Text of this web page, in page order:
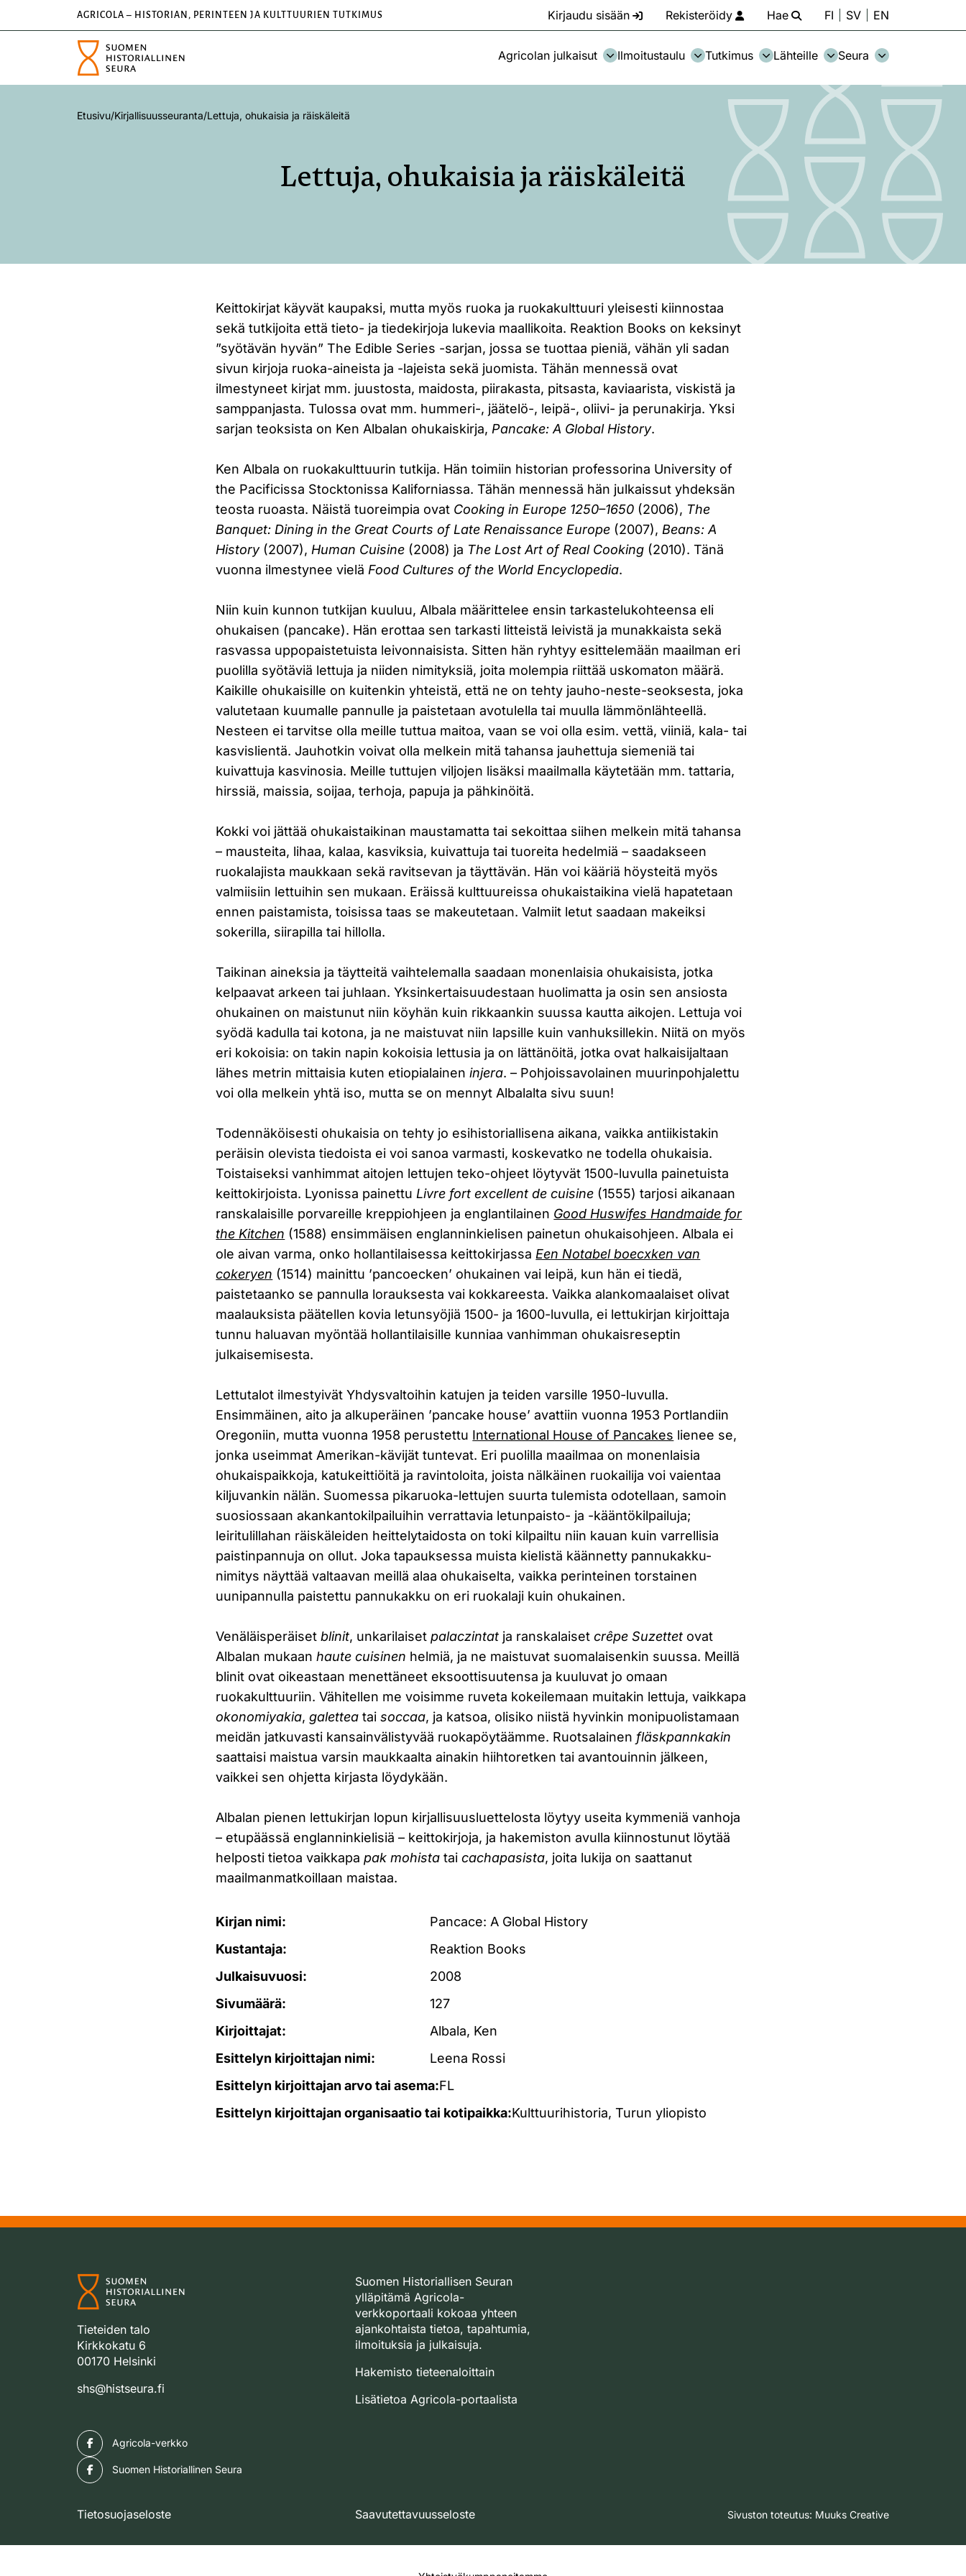
AGRICOLA – HISTORIAN, PERINTEEN JA KULTTUURIEN TUTKIMUS Kirjaudu sisään Rekisteröidy Hae FI SV EN
Agricolan julkaisut Ilmoitustaulu Tutkimus Lähteille Seura
Etusivu/Kirjallisuusseuranta/Lettuja, ohukaisia ja räiskäleitä
Lettuja, ohukaisia ja räiskäleitä
Keittokirjat käyvät kaupaksi, mutta myös ruoka ja ruokakulttuuri yleisesti kiinnostaa
sekä tutkijoita että tieto- ja tiedekirjoja lukevia maallikoita. Reaktion Books on keksinyt
”syötävän hyvän” The Edible Series -sarjan, jossa se tuottaa pieniä, vähän yli sadan
sivun kirjoja ruoka-aineista ja -lajeista sekä juomista. Tähän mennessä ovat
ilmestyneet kirjat mm. juustosta, maidosta, piirakasta, pitsasta, kaviaarista, viskistä ja
samppanjasta. Tulossa ovat mm. hummeri-, jäätelö-, leipä-, oliivi- ja perunakirja. Yksi
sarjan teoksista on Ken Albalan ohukaiskirja, Pancake: A Global History.
Ken Albala on ruokakulttuurin tutkija. Hän toimiin historian professorina University of
the Pacificissa Stocktonissa Kaliforniassa. Tähän mennessä hän julkaissut yhdeksän
teosta ruoasta. Näistä tuoreimpia ovat Cooking in Europe 1250–1650 (2006), The
Banquet: Dining in the Great Courts of Late Renaissance Europe (2007), Beans: A
History(2007), Human Cuisine (2008) ja The Lost Art of Real Cooking (2010). Tänä
vuonna ilmestynee vielä Food Cultures of the World Encyclopedia.
Niin kuin kunnon tutkijan kuuluu, Albala määrittelee ensin tarkastelukohteensa eli
ohukaisen (pancake). Hän erottaa sen tarkasti litteistä leivistä ja munakkaista sekä
rasvassa uppopaistetuista leivonnaisista. Sitten hän ryhtyy esittelemään maailman eri
puolilla syötäviä lettuja ja niiden nimityksiä, joita molempia riittää uskomaton määrä.
Kaikille ohukaisille on kuitenkin yhteistä, että ne on tehty jauho-neste-seoksesta, joka
valutetaan kuumalle pannulle ja paistetaan avotulella tai muulla lämmönlähteellä.
Nesteen ei tarvitse olla meille tuttua maitoa, vaan se voi olla esim. vettä, viiniä, kala- tai
kasvislientä. Jauhotkin voivat olla melkein mitä tahansa jauhettuja siemeniä tai
kuivattuja kasvinosia. Meille tuttujen viljojen lisäksi maailmalla käytetään mm. tattaria,
hirssiä, maissia, soijaa, terhoja, papuja ja pähkinöitä.
Kokki voi jättää ohukaistaikinan maustamatta tai sekoittaa siihen melkein mitä tahansa
– mausteita, lihaa, kalaa, kasviksia, kuivattuja tai tuoreita hedelmiä – saadakseen
ruokalajista maukkaan sekä ravitsevan ja täyttävän. Hän voi kääriä höysteitä myös
valmiisiin lettuihin sen mukaan. Eräissä kulttuureissa ohukaistaikina vielä hapatetaan
ennen paistamista, toisissa taas se makeutetaan. Valmiit letut saadaan makeiksi
sokerilla, siirapilla tai hillolla.
Taikinan aineksia ja täytteitä vaihtelemalla saadaan monenlaisia ohukaisista, jotka
kelpaavat arkeen tai juhlaan. Yksinkertaisuudestaan huolimatta ja osin sen ansiosta
ohukainen on maistunut niin köyhän kuin rikkaankin suussa kautta aikojen. Lettuja voi
syödä kadulla tai kotona, ja ne maistuvat niin lapsille kuin vanhuksillekin. Niitä on myös
eri kokoisia: on takin napin kokoisia lettusia ja on lättänöitä, jotka ovat halkaisijaltaan
lähes metrin mittaisia kuten etiopialaineninjera. – Pohjoissavolainen muurinpohjalettu
voi olla melkein yhtä iso, mutta se on mennyt Albalalta sivu suun!
Todennäköisesti ohukaisia on tehty jo esihistoriallisena aikana, vaikka antiikistakin
peräisin olevista tiedoista ei voi sanoa varmasti, koskevatko ne todella ohukaisia.
Toistaiseksi vanhimmat aitojen lettujen teko-ohjeet löytyvät 1500-luvulla painetuista
keittokirjoista. Lyonissa painettu Livre fort excellent de cuisine (1555) tarjosi aikanaan
ranskalaisille porvareille kreppiohjeen ja englantilainen Good Huswifes Handmaide for
the Kitchen (1588) ensimmäisen englanninkielisen painetun ohukaisohjeen. Albala ei
ole aivan varma, onko hollantilaisessa keittokirjassa Een Notabel boecxken van
cokeryen (1514) mainittu ’pancoecken’ ohukainen vai leipä, kun hän ei tiedä,
paistetaanko se pannulla lorauksesta vai kokkareesta. Vaikka alankomaalaiset olivat
maalauksista päätellen kovia letunsyöjiä 1500- ja 1600-luvulla, ei lettukirjan kirjoittaja
tunnu haluavan myöntää hollantilaisille kunniaa vanhimman ohukaisreseptin
julkaisemisesta.
Lettutalot ilmestyivät Yhdysvaltoihin katujen ja teiden varsille 1950-luvulla.
Ensimmäinen, aito ja alkuperäinen ’pancake house’ avattiin vuonna 1953 Portlandiin
Oregoniin, mutta vuonna 1958 perustettu International House of Pancakes lienee se,
jonka useimmat Amerikan-kävijät tuntevat. Eri puolilla maailmaa on monenlaisia
ohukaispaikkoja, katukeittiöitä ja ravintoloita, joista nälkäinen ruokailija voi vaientaa
kiljuvankin nälän. Suomessa pikaruoka-lettujen suurta tulemista odotellaan, samoin
suosiossaan akankantokilpailuihin verrattavia letunpaisto- ja -kääntökilpailuja;
leiritulillahan räiskäleiden heittelytaidosta on toki kilpailtu niin kauan kuin varrellisia
paistinpannuja on ollut. Joka tapauksessa muista kielistä käännetty pannukakku-
nimitys näyttää valtaavan meillä alaa ohukaiselta, vaikka perinteinen torstainen
uunipannulla paistettu pannukakku on eri ruokalaji kuin ohukainen.
Venäläisperäisetblinit, unkarilaisetpalaczintat ja ranskalaisetcrêpe Suzettet ovat
Albalan mukaanhaute cuisinen helmiä, ja ne maistuvat suomalaisenkin suussa. Meillä
blinit ovat oikeastaan menettäneet eksoottisuutensa ja kuuluvat jo omaan
ruokakulttuuriin. Vähitellen me voisimme ruveta kokeilemaan muitakin lettuja, vaikkapa
okonomiyakia,galettea taisoccaa, ja katsoa, olisiko niistä hyvinkin monipuolistamaan
meidän jatkuvasti kansainvälistyvää ruokapöytäämme. Ruotsalainen fläskpannkakin
saattaisi maistua varsin maukkaalta ainakin hiihtoretken tai avantouinnin jälkeen,
vaikkei sen ohjetta kirjasta löydykään.
Albalan pienen lettukirjan lopun kirjallisuusluettelosta löytyy useita kymmeniä vanhoja
– etupäässä englanninkielisiä – keittokirjoja, ja hakemiston avulla kiinnostunut löytää
helposti tietoa vaikkapapak mohistataicachapasista, joita lukija on saattanut
maailmanmatkoillaan maistaa.
Kirjan nimi:
Pancace: A Global History
Kustantaja:
Reaktion Books
Julkaisuvuosi:
2008
Sivumäärä:
127
Kirjoittajat:
Albala, Ken
Esittelyn kirjoittajan nimi:
Leena Rossi
Esittelyn kirjoittajan arvo tai asema:FL
Esittelyn kirjoittajan organisaatio tai kotipaikka:Kulttuurihistoria, Turun yliopisto
Tieteiden talo
Kirkkokatu 6
00170 Helsinki
shs@histseura.fi
Suomen Historiallisen Seuran
ylläpitämä Agricola-
verkkoportaali kokoaa yhteen
ajankohtaista tietoa, tapahtumia,
ilmoituksia ja julkaisuja.
Hakemisto tieteenaloittain
Lisätietoa Agricola-portaalista
Agricola-verkko
Suomen Historiallinen Seura
Tietosuojaseloste Saavutettavuusseloste Sivuston toteutus: Muuks Creative